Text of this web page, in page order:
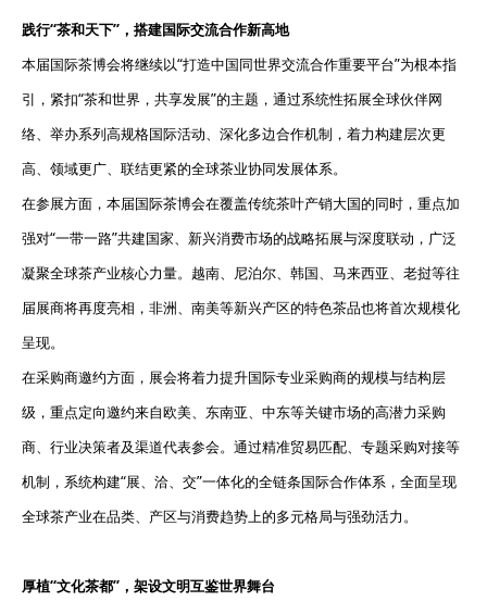
践行“茶和天下” ，搭建国际交流合作新高地
本届国际茶博会将继续以“打造中国同世界交流合作重要平台”为根本指
引，紧扣“茶和世界，共享发展”的主题，通过系统性拓展全球伙伴网
络、举办系列高规格国际活动、深化多边合作机制，着力构建层次更
高、领域更广、联结更紧的全球茶业协同发展体系。
在参展方面，本届国际茶博会在覆盖传统茶叶产销大国的同时，重点加
强对“一带一路”共建国家、新兴消费市场的战略拓展与深度联动，广泛
凝聚全球茶产业核心力量。越南、尼泊尔、韩国、马来西亚、老挝等往
届展商将再度亮相，非洲、南美等新兴产区的特色茶品也将首次规模化
呈现。
在采购商邀约方面，展会将着力提升国际专业采购商的规模与结构层
级，重点定向邀约来自欧美、东南亚、中东等关键市场的高潜力采购
商、行业决策者及渠道代表参会。通过精准贸易匹配、专题采购对接等
机制，系统构建“展、洽、交”一体化的全链条国际合作体系，全面呈现
全球茶产业在品类、产区与消费趋势上的多元格局与强劲活力。
厚植“文化茶都” ，架设文明互鉴世界舞台